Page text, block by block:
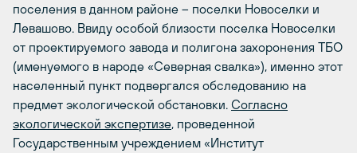
поселения в данном районе – поселки Новоселки и
Левашово. Ввиду особой близости поселка Новоселки
от проектируемого завода и полигона захоронения ТБО
(именуемого в народе «Северная свалка»), именно этот
населенный пункт подвергался обследованию на
предмет экологической обстановки. Согласно
экологической экспертизе, проведенной
Государственным учреждением «Институт